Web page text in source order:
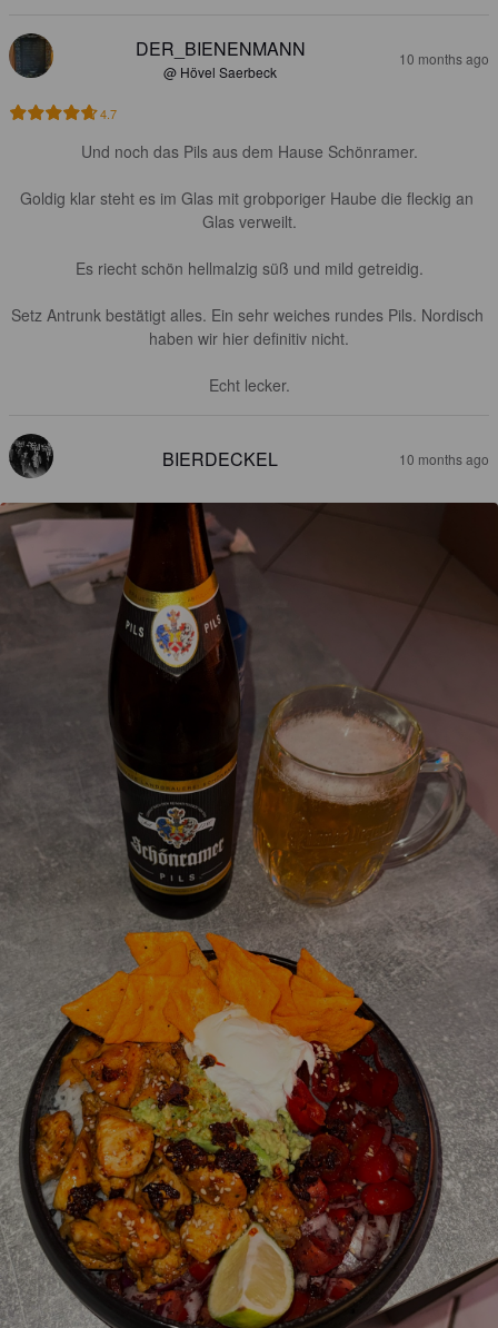
DER_BIENENMANN
@ Hövel Saerbeck
10 months ago
4.7
Und noch das Pils aus dem Hause Schönramer.
Goldig klar steht es im Glas mit grobporiger Haube die fleckig an
Glas verweilt.
Es riecht schön hellmalzig süß und mild getreidig.
Setz Antrunk bestätigt alles. Ein sehr weiches rundes Pils. Nordisch
haben wir hier definitiv nicht.
Echt lecker.
BIERDECKEL 10 months ago